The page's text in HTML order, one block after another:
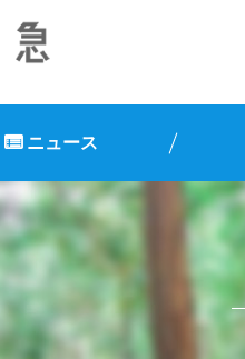
ニュース